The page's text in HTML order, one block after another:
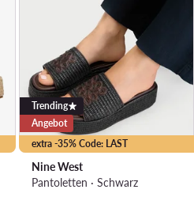
extra -35% Code: LAST
Trending
Angebot
Nine West
Pantoletten · Schwarz